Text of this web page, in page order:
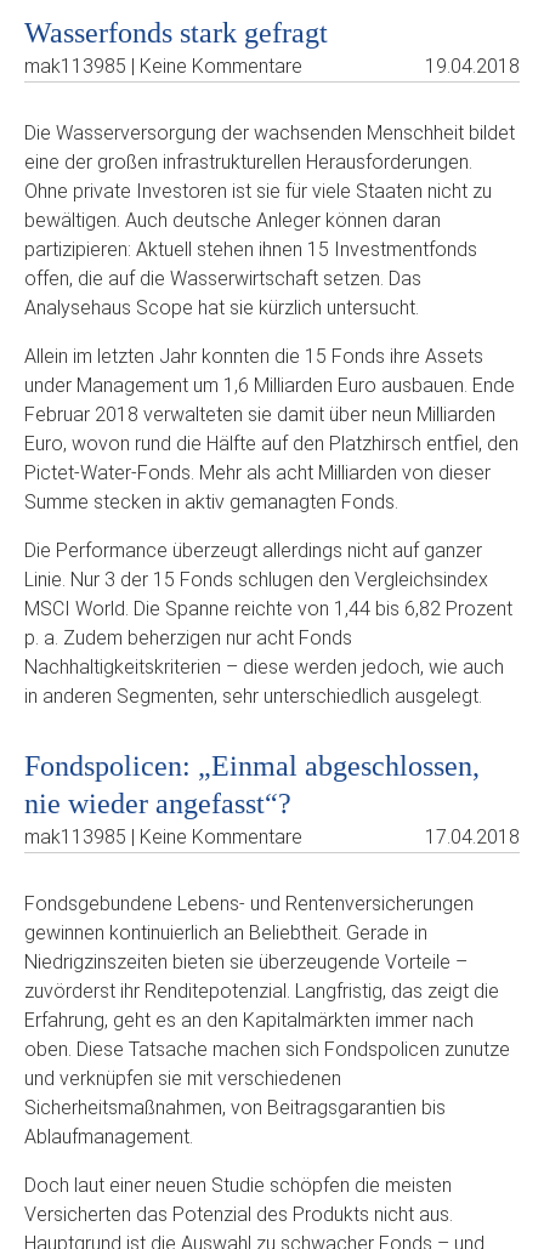
Wasserfonds stark gefragt
mak113985 | Keine Kommentare 19.04.2018
Die Wasserversorgung der wachsenden Menschheit bildet
eine der großen infrastrukturellen Herausforderungen.
Ohne private Investoren ist sie für viele Staaten nicht zu
bewältigen. Auch deutsche Anleger können daran
partizipieren: Aktuell stehen ihnen 15 Investmentfonds
offen, die auf die Wasserwirtschaft setzen. Das
Analysehaus Scope hat sie kürzlich untersucht.
Allein im letzten Jahr konnten die 15 Fonds ihre Assets
under Management um 1,6 Milliarden Euro ausbauen. Ende
Februar 2018 verwalteten sie damit über neun Milliarden
Euro, wovon rund die Hälfte auf den Platzhirsch entfiel, den
Pictet-Water-Fonds. Mehr als acht Milliarden von dieser
Summe stecken in aktiv gemanagten Fonds.
Die Performance überzeugt allerdings nicht auf ganzer
Linie. Nur 3 der 15 Fonds schlugen den Vergleichsindex
MSCI World. Die Spanne reichte von 1,44 bis 6,82 Prozent
p. a. Zudem beherzigen nur acht Fonds
Nachhaltigkeitskriterien – diese werden jedoch, wie auch
in anderen Segmenten, sehr unterschiedlich ausgelegt.
Fondspolicen: „Einmal abgeschlossen,
nie wieder angefasst“?
mak113985 | Keine Kommentare 17.04.2018
Fondsgebundene Lebens- und Rentenversicherungen
gewinnen kontinuierlich an Beliebtheit. Gerade in
Niedrigzinszeiten bieten sie überzeugende Vorteile –
zuvörderst ihr Renditepotenzial. Langfristig, das zeigt die
Erfahrung, geht es an den Kapitalmärkten immer nach
oben. Diese Tatsache machen sich Fondspolicen zunutze
und verknüpfen sie mit verschiedenen
Sicherheitsmaßnahmen, von Beitragsgarantien bis
Ablaufmanagement.
Doch laut einer neuen Studie schöpfen die meisten
Versicherten das Potenzial des Produkts nicht aus.
Hauptgrund ist die Auswahl zu schwacher Fonds – und